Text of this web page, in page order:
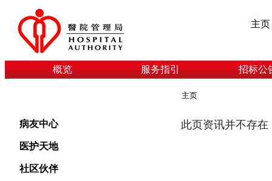
主页
概览 服务指引 招标公
病友中心
医护天地
社区伙伴
主页